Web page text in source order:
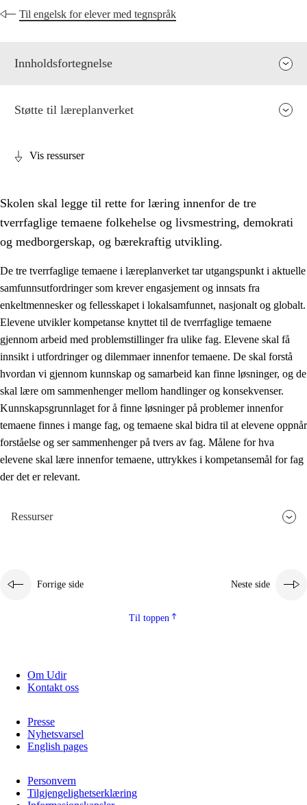
Til engelsk for elever med tegnspråk
Innholdsfortegnelse
2. Prinsipper for læring, utvikling og danning
Sosial læring og utvikling
2.2 Kompetanse i fagene
Grunnleggende ferdigheter
2.4 Å lære å lære
Tverrfaglige temaer
2.5 Tverrfaglige temaer
2.5.1 Folkehelse og livsmestring
2.5.3
Støtte til læreplanverket
Vis ressurser
Skolen skal legge til rette for læring innenfor de tre
tverrfaglige temaene folkehelse og livsmestring, demokrati
og medborgerskap, og bærekraftig utvikling.
De tre tverrfaglige temaene i læreplanverket tar utgangspunkt i aktuelle
samfunnsutfordringer som krever engasjement og innsats fra
enkeltmennesker og fellesskapet i lokalsamfunnet, nasjonalt og globalt.
Elevene utvikler kompetanse knyttet til de tverrfaglige temaene
gjennom arbeid med problemstillinger fra ulike fag. Elevene skal få
innsikt i utfordringer og dilemmaer innenfor temaene. De skal forstå
hvordan vi gjennom kunnskap og samarbeid kan finne løsninger, og de
skal lære om sammenhenger mellom handlinger og konsekvenser.
Kunnskapsgrunnlaget for å finne løsninger på problemer innenfor
temaene finnes i mange fag, og temaene skal bidra til at elevene oppnår
forståelse og ser sammenhenger på tvers av fag. Målene for hva
elevene skal lære innenfor temaene, uttrykkes i kompetansemål for fag
der det er relevant.
Ressurser
Forrige side Neste side
Til toppen
Om Udir
Kontakt oss
Presse
Nyhetsvarsel
English pages
Personvern
Tilgjengelighetserklæring